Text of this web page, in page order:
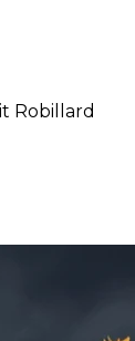
Robillard